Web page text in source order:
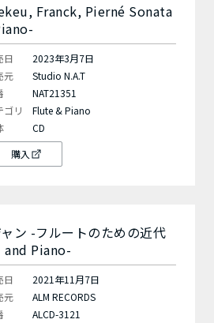
Franck, Pierné Sonata
日
2023年3月7日
元
Studio N.A.T
NAT21351
ゴリ
Flute & Piano
CD
購入
ン -フルートのための近代
and Piano-
日
2021年11月7日
元
ALM RECORDS
ALCD-3121